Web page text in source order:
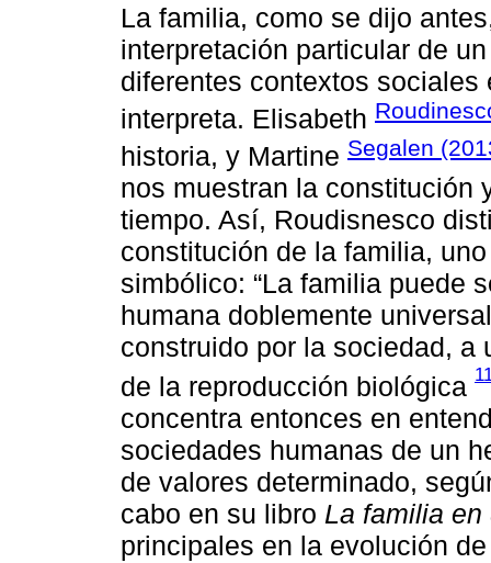
La familia, como se dijo
interpretación particular de
diferentes contextos
interpreta. Elisabeth
historia, y Martine Segalen
nos muestran la constitución
tiempo. Así, Roudisnesco
constitución de la familia,
simbólico: “La familia puede
humana doblemente
construido por la sociedad, a
de la reproducción biológica
concentra entonces en
sociedades humanas de un
de valores determinado,
cabo en su libro La familia en
principales en la evolución